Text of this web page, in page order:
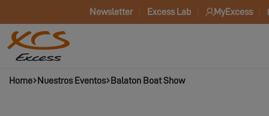
Newsletter Excess Lab MyExcess
Home Nuestros Eventos Balaton Boat Show